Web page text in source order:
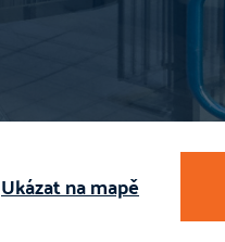
Ukázat na mapě